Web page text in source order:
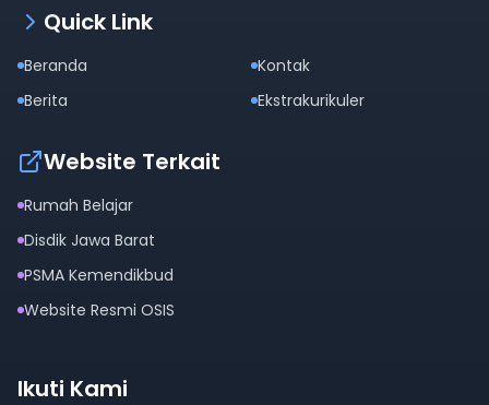
Quick Link
Beranda
Kontak
Berita
Ekstrakurikuler
Website Terkait
Rumah Belajar
Disdik Jawa Barat
PSMA Kemendikbud
Website Resmi OSIS
Ikuti Kami